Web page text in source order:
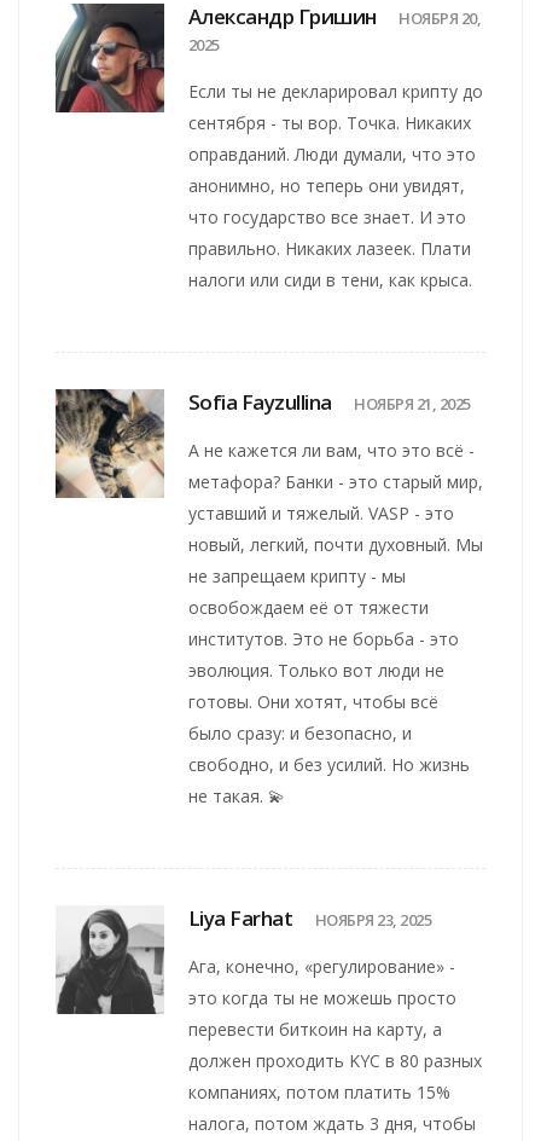
Александр Гришин
НОЯБРЯ 20,
2025
Если ты не декларировал крипту до
сентября - ты вор. Точка. Никаких
оправданий. Люди думали, что это
анонимно, но теперь они увидят,
что государство все знает. И это
правильно. Никаких лазеек. Плати
налоги или сиди в тени, как крыса.
Sofia Fayzullina НОЯБРЯ 21, 2025
А не кажется ли вам, что это всё -
метафора? Банки - это старый мир,
уставший и тяжелый. VASP - это
новый, легкий, почти духовный. Мы
не запрещаем крипту - мы
освобождаем её от тяжести
институтов. Это не борьба - это
эволюция. Только вот люди не
готовы. Они хотят, чтобы всё
было сразу: и безопасно, и
свободно, и без усилий. Но жизнь
не такая. 💫
Liya Farhat НОЯБРЯ 23, 2025
Ага, конечно, «регулирование» -
это когда ты не можешь просто
перевести биткоин на карту, а
должен проходить KYC в 80 разных
компаниях, потом платить 15%
налога, потом ждать 3 дня, чтобы